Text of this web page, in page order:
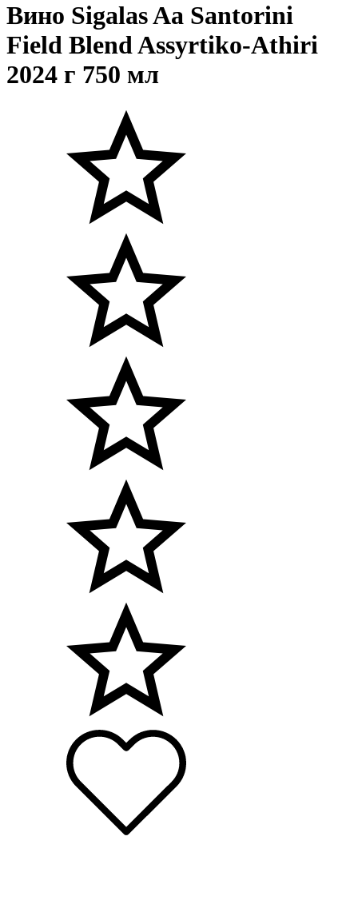
Вино Sigalas Aа Santorini
Field Blend Assyrtiko-Athiri
2024 г 750 мл